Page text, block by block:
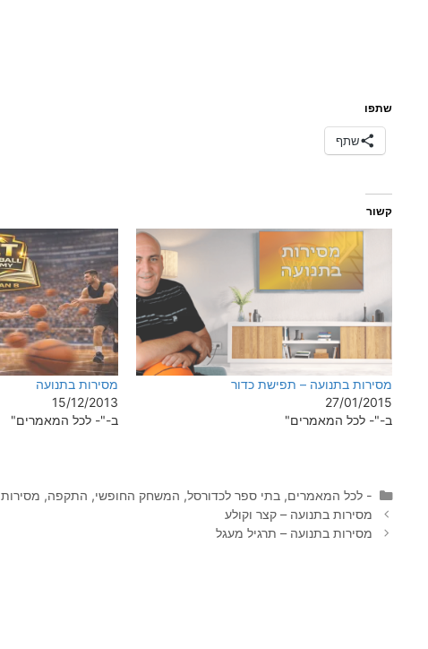
שתפו
שתף
קשור
מסירות בתנועה – תפישת כדור
27/01/2015
ב-"- לכל המאמרים"
מסירות בתנועה
15/12/2013
ב-"- לכל המאמרים"
קטגוריות
- לכל המאמרים, בתי ספר לכדורסל, המשחק החופשי, התקפה, מסירות
מסירות בתנועה – קצר וקולע
מסירות בתנועה – תרגיל מעגל